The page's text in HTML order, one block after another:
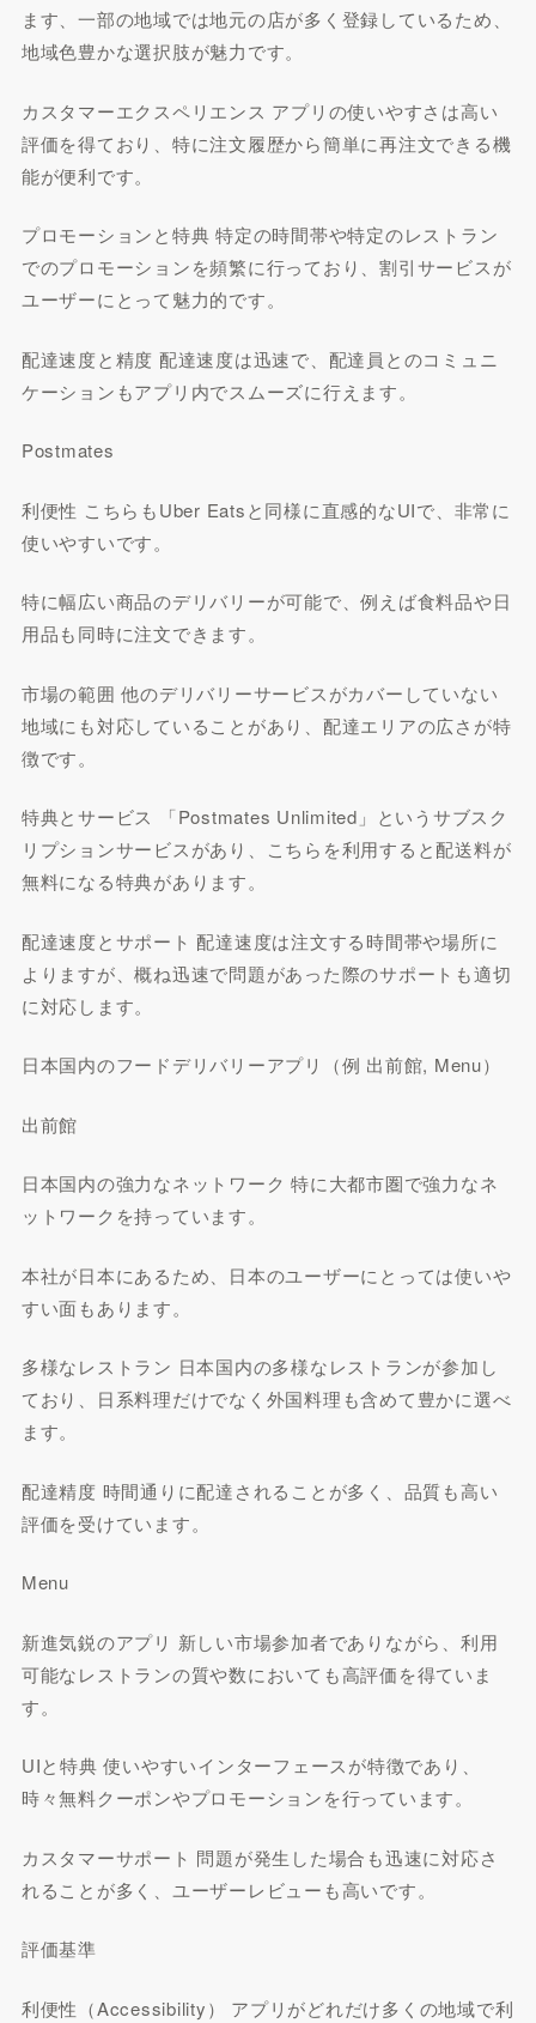
ます、一部の地域では地元の店が多く登録しているため、
地域色豊かな選択肢が魅力です。
カスタマーエクスペリエンス アプリの使いやすさは高い
評価を得ており、特に注文履歴から簡単に再注文できる機
能が便利です。
プロモーションと特典 特定の時間帯や特定のレストラン
でのプロモーションを頻繁に行っており、割引サービスが
ユーザーにとって魅力的です。
配達速度と精度 配達速度は迅速で、配達員とのコミュニ
ケーションもアプリ内でスムーズに行えます。
Postmates
利便性 こちらもUber Eatsと同様に直感的なUIで、非常に
使いやすいです。
特に幅広い商品のデリバリーが可能で、例えば食料品や日
用品も同時に注文できます。
市場の範囲 他のデリバリーサービスがカバーしていない
地域にも対応していることがあり、配達エリアの広さが特
徴です。
特典とサービス 「Postmates Unlimited」というサブスク
リプションサービスがあり、こちらを利用すると配送料が
無料になる特典があります。
配達速度とサポート 配達速度は注文する時間帯や場所に
よりますが、概ね迅速で問題があった際のサポートも適切
に対応します。
日本国内のフードデリバリーアプリ（例 出前館, Menu）
出前館
日本国内の強力なネットワーク 特に大都市圏で強力なネ
ットワークを持っています。
本社が日本にあるため、日本のユーザーにとっては使いや
すい面もあります。
多様なレストラン 日本国内の多様なレストランが参加し
ており、日系料理だけでなく外国料理も含めて豊かに選べ
ます。
配達精度 時間通りに配達されることが多く、品質も高い
評価を受けています。
Menu
新進気鋭のアプリ 新しい市場参加者でありながら、利用
可能なレストランの質や数においても高評価を得ていま
す。
UIと特典 使いやすいインターフェースが特徴であり、
時々無料クーポンやプロモーションを行っています。
カスタマーサポート 問題が発生した場合も迅速に対応さ
れることが多く、ユーザーレビューも高いです。
評価基準
利便性（Accessibility） アプリがどれだけ多くの地域で利